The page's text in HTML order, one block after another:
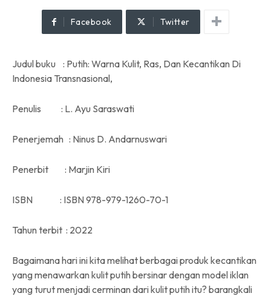
Facebook Twitter
Judul buku : Putih: Warna Kulit, Ras, Dan Kecantikan Di
Indonesia Transnasional,
Penulis : L. Ayu Saraswati
Penerjemah : Ninus D. Andarnuswari
Penerbit : Marjin Kiri
ISBN : ISBN 978-979-1260-70-1
Tahun terbit : 2022
Bagaimana hari ini kita melihat berbagai produk kecantikan
yang menawarkan kulit putih bersinar dengan model iklan
yang turut menjadi cerminan dari kulit putih itu? barangkali